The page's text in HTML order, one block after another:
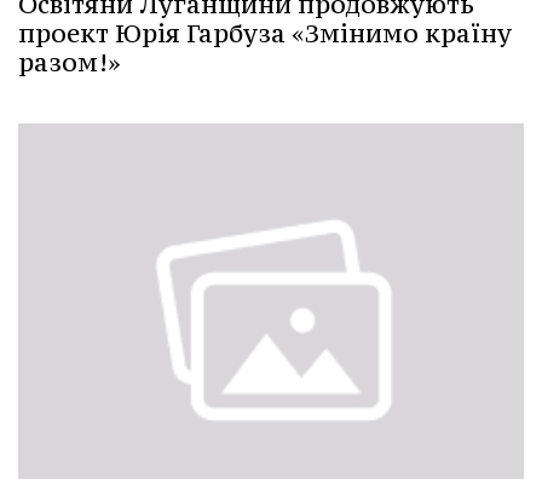
проект Юрія Гарбуза «Змінимо країну
разом!»